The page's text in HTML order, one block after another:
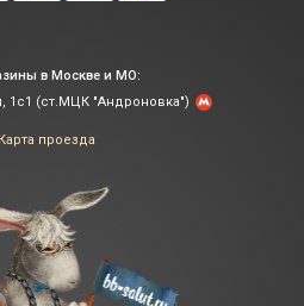
в Москве и МО:
1с1 (ст.МЦК "Андроновка")
Карта проезда